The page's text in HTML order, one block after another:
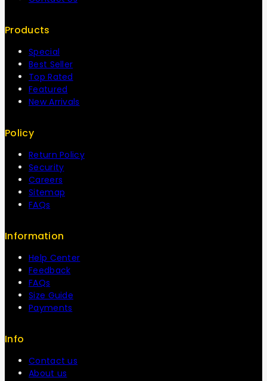
Products
Special
Best Seller
Top Rated
Featured
New Arrivals
Policy
Return Policy
Security
Careers
Sitemap
FAQs
Information
Help Center
Feedback
FAQs
Size Guide
Payments
Info
Contact us
About us